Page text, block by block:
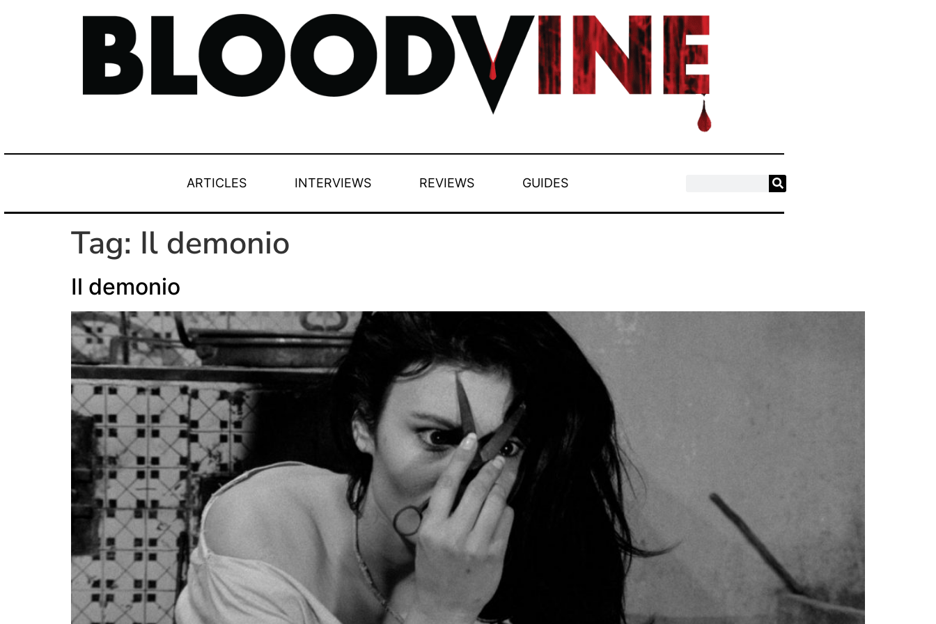
ARTICLES INTERVIEWS REVIEWS GUIDES
Tag: Il demonio
Il demonio